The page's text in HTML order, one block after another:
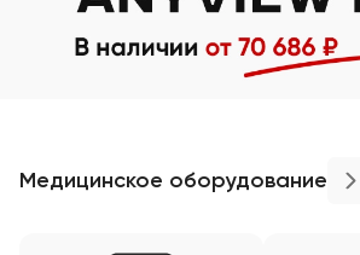
Медицинское оборудование